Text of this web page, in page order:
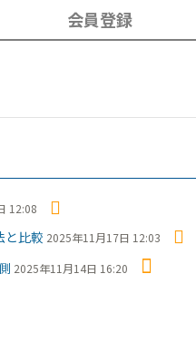
会員登録
12:08
比較 2025年11月17日 12:03
2025年11月14日 16:20